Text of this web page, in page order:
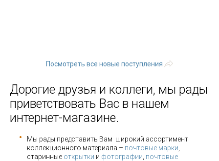
Посмотреть все новые поступления
Дорогие друзья и коллеги, мы рады
приветствовать Вас в нашем
интернет-магазине.
Мы рады представить Вам широкий ассортимент
коллекционного материала – почтовые марки
старинные открытки и фотографии почтовые